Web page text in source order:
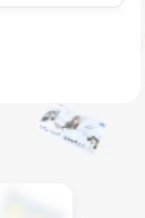
利用ください。